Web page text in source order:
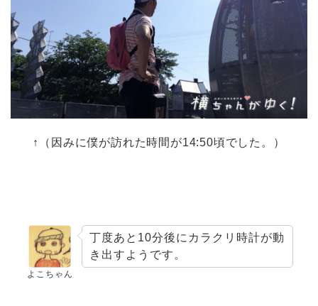
↑（因みに僕が訪れた時間が14:50頃でした。）
よこちゃん
丁度あと10分後にカラクリ時計が動
き出すようです。